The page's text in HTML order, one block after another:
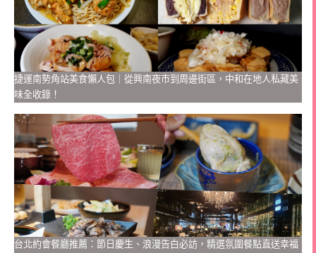
捷運南勢角站美食懶人包｜從興南夜市到周邊街區，中和在地人私藏美
味全收錄！
台北約會餐廳推薦：節日慶生、浪漫告白必訪，精選氛圍餐點直送幸福